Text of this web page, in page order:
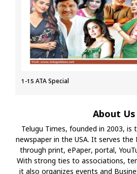
1-15 ATA Special
About Us
Telugu Times, founded in 2003, is
newspaper in the USA. It serves
through print, ePaper, portal,
With strong ties to associations,